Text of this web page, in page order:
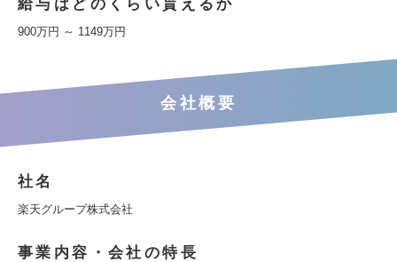
給与はどのくらい貰えるか
900万円 ～ 1149万円
会社概要
社名
楽天グループ株式会社
事業内容・会社の特長